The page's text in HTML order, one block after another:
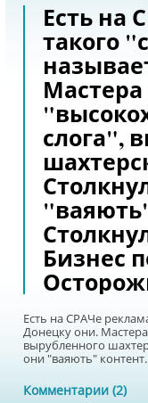
Есть на
такого
Мастера
слога",
Бизнес
Есть на СРАЧе
Донецку они.
вырубленного
они "ваяють"
Комментарии (2)